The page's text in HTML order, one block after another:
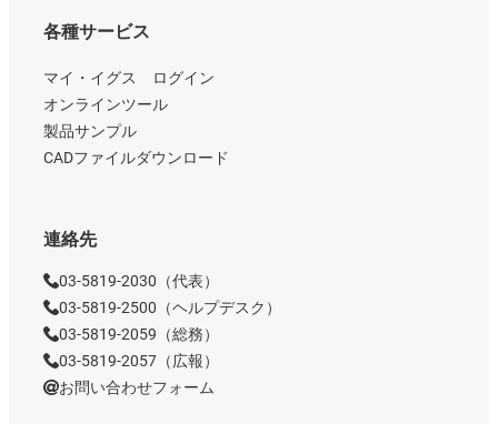
各種サービス
マイ・イグス ログイン
オンラインツール
製品サンプル
CADファイルダウンロード
連絡先
03-5819-2030（代表）
03-5819-2500（ヘルプデスク）
03-5819-2059（総務）
03-5819-2057（広報）
お問い合わせフォーム